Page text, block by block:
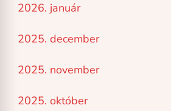
2026. január
2025. december
2025. november
2025. október